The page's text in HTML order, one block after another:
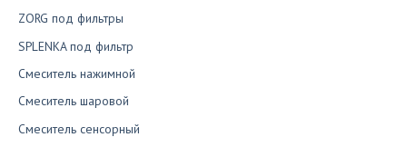
ZORG под фильтры
SPLENKA под фильтр
Смеситель нажимной
Смеситель шаровой
Смеситель сенсорный